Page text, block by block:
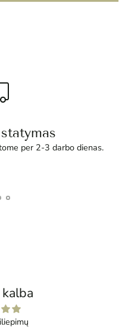
per 2-3 darbo dienas.